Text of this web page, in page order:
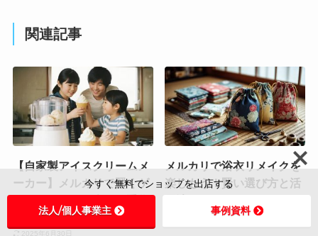
関連記事
【自家製アイスクリームメ
ーカー】メルカリで賢くゲ
りアイスの魅力
メルカリで浴衣リメイクを
楽しもう！賢い選び方と活
2025年6月30日
今すぐ無料でショップを出店する
法人/個人事業主 事例資料